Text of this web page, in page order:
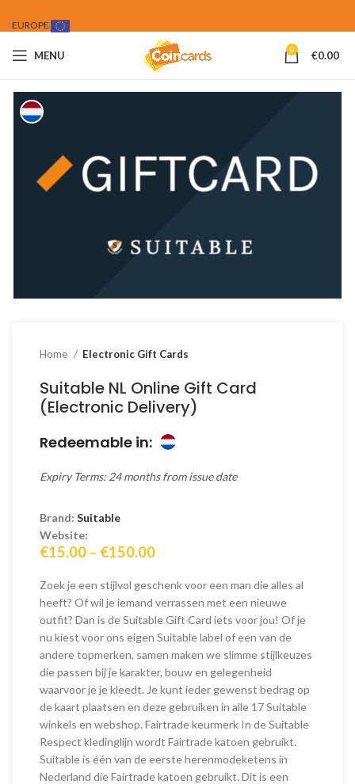
EUROPE
MENU 0 €0.00
Home Electronic Gift Cards
Suitable NL Online Gift Card
(Electronic Delivery)
Redeemable in:
Expiry Terms: 24 months from issue date
Brand: Suitable
Website:
€15.00 – €150.00Price
€15.00
through
€150.00
Zoek je een stijlvol geschenk voor een man die alles al
heeft? Of wil je iemand verrassen met een nieuwe
outfit? Dan is de Suitable Gift Card iets voor jou! Of je
nu kiest voor ons eigen Suitable label of een van de
andere topmerken, samen maken we slimme stijlkeuzes
die passen bij je karakter, bouw en gelegenheid
waarvoor je je kleedt. Je kunt ieder gewenst bedrag op
de kaart plaatsen en deze gebruiken in alle 17 Suitable
winkels en webshop. Fairtrade keurmerk In de Suitable
Respect kledinglijn wordt Fairtrade katoen gebruikt.
Suitable is één van de eerste herenmodeketens in
Nederland die Fairtrade katoen gebruikt. Dit is een